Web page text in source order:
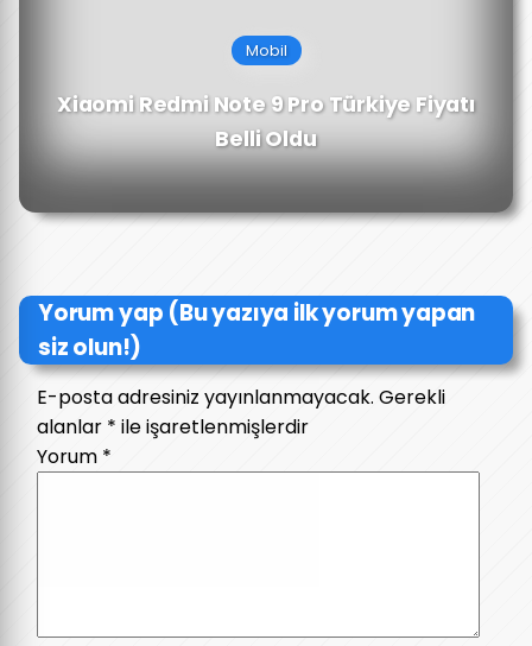
Mobil
Xiaomi Redmi Note 9 Pro Türkiye Fiyatı
Belli Oldu
Yorum yap (Bu yazıya ilk yorum yapan
siz olun!)
E-posta adresiniz yayınlanmayacak. Gerekli
alanlar * ile işaretlenmişlerdir
Yorum *